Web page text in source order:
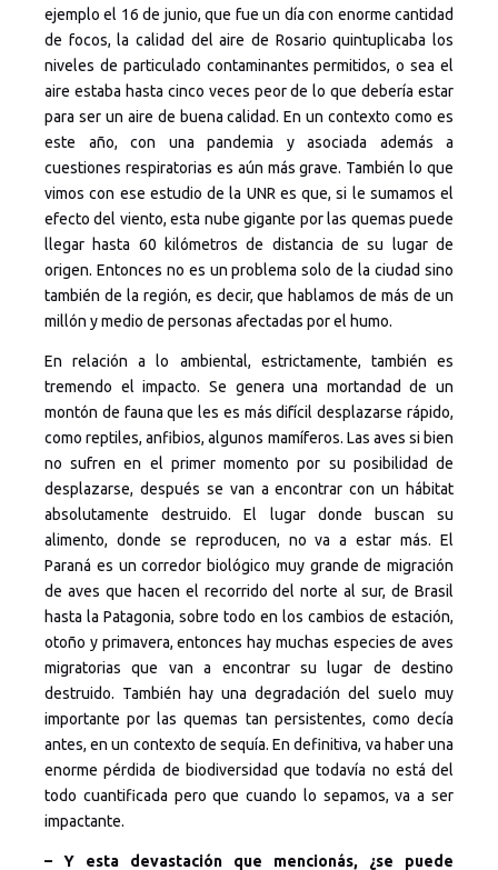
ejemplo el 16 de junio, que fue un día con enorme cantidad
de focos, la calidad del aire de Rosario quintuplicaba los
niveles de particulado contaminantes permitidos, o sea el
aire estaba hasta cinco veces peor de lo que debería estar
para ser un aire de buena calidad. En un contexto como es
este año, con una pandemia y asociada además a
cuestiones respiratorias es aún más grave. También lo que
vimos con ese estudio de la UNR es que, si le sumamos el
efecto del viento, esta nube gigante por las quemas puede
llegar hasta 60 kilómetros de distancia de su lugar de
origen. Entonces no es un problema solo de la ciudad sino
también de la región, es decir, que hablamos de más de un
millón y medio de personas afectadas por el humo.
En relación a lo ambiental, estrictamente, también es
tremendo el impacto. Se genera una mortandad de un
montón de fauna que les es más difícil desplazarse rápido,
como reptiles, anfibios, algunos mamíferos. Las aves si bien
no sufren en el primer momento por su posibilidad de
desplazarse, después se van a encontrar con un hábitat
absolutamente destruido. El lugar donde buscan su
alimento, donde se reproducen, no va a estar más. El
Paraná es un corredor biológico muy grande de migración
de aves que hacen el recorrido del norte al sur, de Brasil
hasta la Patagonia, sobre todo en los cambios de estación,
otoño y primavera, entonces hay muchas especies de aves
migratorias que van a encontrar su lugar de destino
destruido. También hay una degradación del suelo muy
importante por las quemas tan persistentes, como decía
antes, en un contexto de sequía. En definitiva, va haber una
enorme pérdida de biodiversidad que todavía no está del
todo cuantificada pero que cuando lo sepamos, va a ser
impactante.
– Y esta devastación que mencionás, ¿se puede